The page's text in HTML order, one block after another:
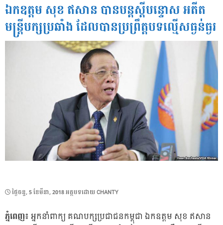
ឯកឧត្តម សុខ ឥសាន បានបន្តស្តីបន្ទោស អតីត
មន្ត្រីបក្សប្រឆាំង ដែលបានប្រព្រឹត្តបទល្មើសធ្ងន់ធ្ងរ
POSTED
ថ្ងៃ​ចន្ទ, 5 ខែ​មីនា, 2018អត្ថបទដោយCHANTY
ភ្នំពេញ៖អ្នកនាំពាក្យ គណបក្សប្រជាជនកម្ពុជា ឯកឧត្តម សុខ ឥសាន